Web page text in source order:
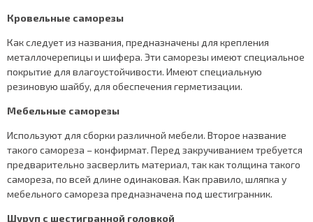
Кровельные саморезы
Как следует из названия, предназначены для крепления
металлочерепицы и шифера. Эти саморезы имеют специальное
покрытие для влагоустойчивости. Имеют специальную
резиновую шайбу, для обеспечения герметизации.
Мебельные саморезы
Используют для сборки различной мебели. Второе название
такого самореза – конфирмат. Перед закручиванием требуется
предварительно засверлить материал, так как толщина такого
самореза, по всей длине одинаковая. Как правило, шляпка у
мебельного самореза предназначена под шестигранник.
Шуруп с шестигранной головкой